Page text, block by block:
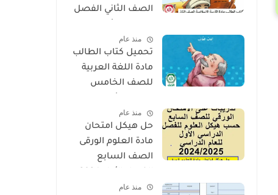
الصف الثاني الفصل
2026 منهج الاماراتمنذ عام
تحميل كتاب الطالب
مادة اللغة العربية
للصف الخامس
2026 منهج الإماراتمنذ عام
حل هيكل امتحان
مادة العلوم الورقى
الصف السابع
2025منذ عام